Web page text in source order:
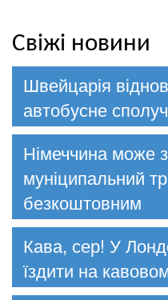
Свіжі новини
Швейцарія
автобусне
Німеччина може
муніципальний
безкоштовним
Кава, сер! У
їздити на